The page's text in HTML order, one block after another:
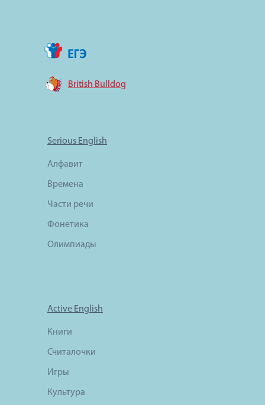
British Bulldog
Serious English
Алфавит
Времена
Части речи
Фонетика
Олимпиады
Active English
Книги
Считалочки
Игры
Культура